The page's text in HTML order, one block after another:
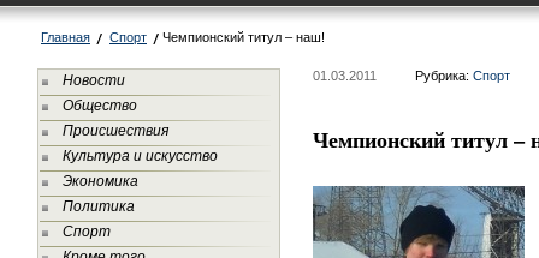
Главная Спорт Чемпионский титул – наш!
Новости
Общество
Происшествия
Культура и искусство
Экономика
Политика
Спорт
01.03.2011 Рубрика: Спорт
Чемпионский титул –